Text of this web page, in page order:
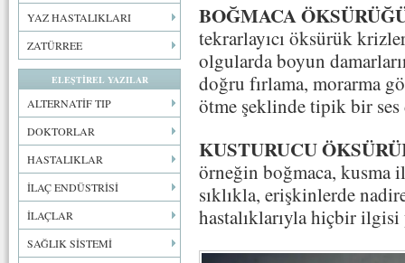
YAZ HASTALIKLARI
ZATÜRREE
ELEŞTİREL YAZILAR
ALTERNATİF TIP
DOKTORLAR
HASTALIKLAR
İLAÇ ENDÜSTRİSİ
İLAÇLAR
SAĞLIK SİSTEMİ
BOĞMACA
tekrarlayıcı öksürük
olgularda boyun
doğru fırlama, morarma
ötme şeklinde tipik bir
KUSTURUCU
örneğin boğmaca, kusma
sıklıkla, erişkinlerde
hastalıklarıyla hiçbir